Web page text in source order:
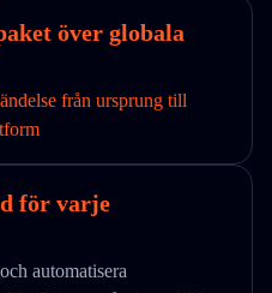
över globala
från ursprung till
för varje
automatisera